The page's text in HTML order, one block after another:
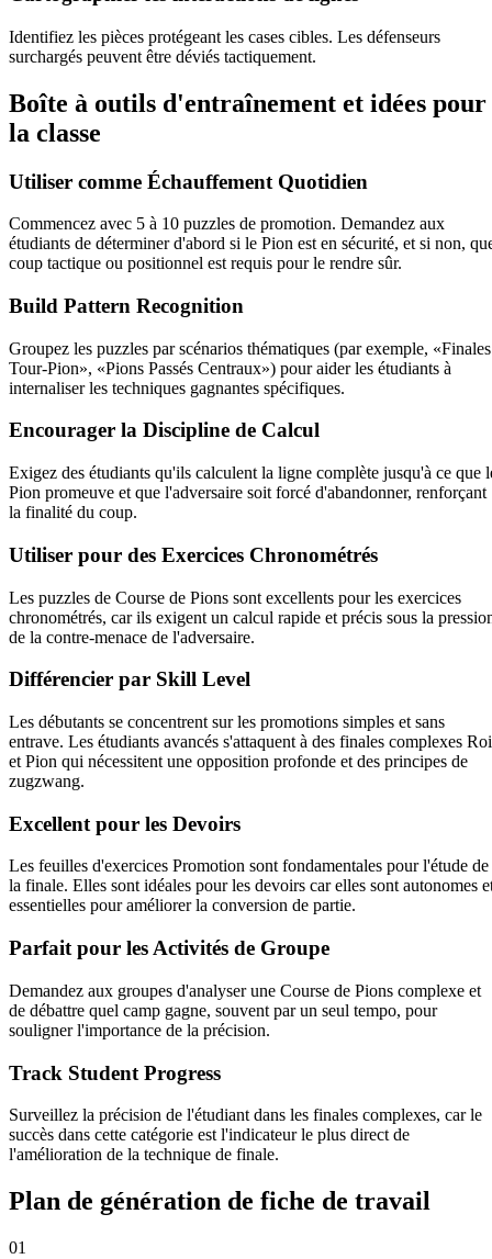
Identifiez les pièces protégeant les cases cibles. Les défenseurs
surchargés peuvent être déviés tactiquement.
Boîte à outils d'entraînement et idées pour
la classe
Utiliser comme Échauffement Quotidien
Commencez avec 5 à 10 puzzles de promotion. Demandez aux
étudiants de déterminer d'abord si le Pion est en sécurité, et si non,
coup tactique ou positionnel est requis pour le rendre sûr.
Build Pattern Recognition
Groupez les puzzles par scénarios thématiques (par exemple, «Finales
Tour-Pion», «Pions Passés Centraux») pour aider les étudiants à
internaliser les techniques gagnantes spécifiques.
Encourager la Discipline de Calcul
Exigez des étudiants qu'ils calculent la ligne complète jusqu'à ce que
Pion promeuve et que l'adversaire soit forcé d'abandonner, renforçant
la finalité du coup.
Utiliser pour des Exercices Chronométrés
Les puzzles de Course de Pions sont excellents pour les exercices
chronométrés, car ils exigent un calcul rapide et précis sous la
de la contre-menace de l'adversaire.
Différencier par Skill Level
Les débutants se concentrent sur les promotions simples et sans
entrave. Les étudiants avancés s'attaquent à des finales complexes Roi
et Pion qui nécessitent une opposition profonde et des principes de
zugzwang.
Excellent pour les Devoirs
Les feuilles d'exercices Promotion sont fondamentales pour l'étude de
la finale. Elles sont idéales pour les devoirs car elles sont autonomes
essentielles pour améliorer la conversion de partie.
Parfait pour les Activités de Groupe
Demandez aux groupes d'analyser une Course de Pions complexe et
de débattre quel camp gagne, souvent par un seul tempo, pour
souligner l'importance de la précision.
Track Student Progress
Surveillez la précision de l'étudiant dans les finales complexes, car le
succès dans cette catégorie est l'indicateur le plus direct de
l'amélioration de la technique de finale.
Plan de génération de fiche de travail
01